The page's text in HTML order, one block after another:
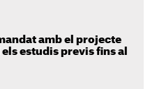
amb el projecte
estudis previs fins al